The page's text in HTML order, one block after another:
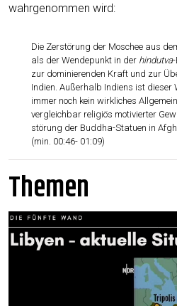
wahr­ge­nom­men wird:
Die Zer­stö­rung der Moschee aus
als der Wen­de­punkt in der hin­dut­va
zur domi­nie­ren­den Kraft und zur
Indi­en. Außer­halb Indi­ens ist die­ser
immer noch kein wirk­li­ches
ver­gleich­bar reli­gi­ös moti­vier­ter
stö­rung der Bud­dha-Sta­tu­en in
(min. 00:46- 01:09)
Themen